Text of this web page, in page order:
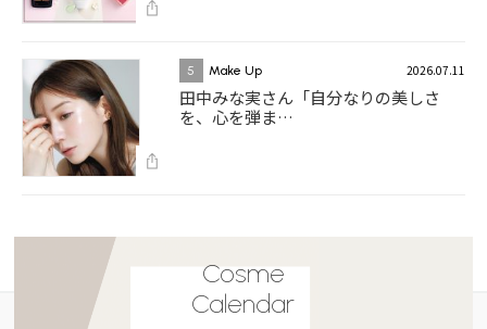
5 Make Up 2026.07.11
田中みな実さん「自分なりの美しさ
を、心を弾ま…
Cosme
Calendar